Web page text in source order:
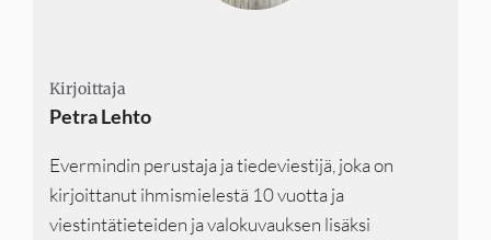
Kirjoittaja
Petra Lehto
Evermindin perustaja ja tiedeviestijä, joka on
kirjoittanut ihmismielestä 10 vuotta ja
viestintätieteiden ja valokuvauksen lisäksi